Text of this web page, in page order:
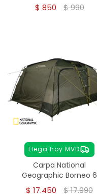
Acero Inoxidable
$ 850 $990
Llega hoy MVD
Carpa National
Geographic Borneo 6
Personas
$ 17.450 $17.990